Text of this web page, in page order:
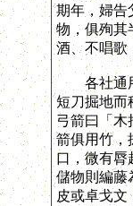
期年，婦告
物，俱殉其
酒、不唱歌
各社通用
短刀掘地而
弓箭曰「木
箭俱用竹，
口，微有脣
儲物則編藤
皮或卓戈